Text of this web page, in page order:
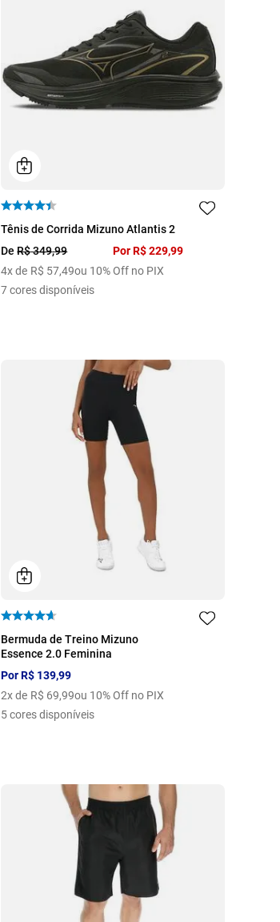
38 39 40 41 42
44
Tênis de Corrida Mizuno Atlantis 2
DeR$349,99 PorR$ 229,99
4x de R$ 57,49ou 10% Off no PIX
7 cores disponíveis
P
Bermuda de Treino Mizuno
Essence 2.0 Feminina
PorR$ 139,99
2x de R$ 69,99ou 10% Off no PIX
5 cores disponíveis